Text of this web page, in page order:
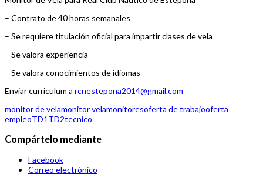
– Contrato de 40 horas semanales
– Se requiere titulación oficial para impartir clases de vela
– Se valora experiencia
– Se valora conocimientos de idiomas
Enviar curriculum a rcnestepona2014@gmail.com
monitor de velamonitor velamonitoresoferta de trabajooferta
empleoTD1 TD2tecnico
Compártelo mediante
Facebook
Correo electrónico